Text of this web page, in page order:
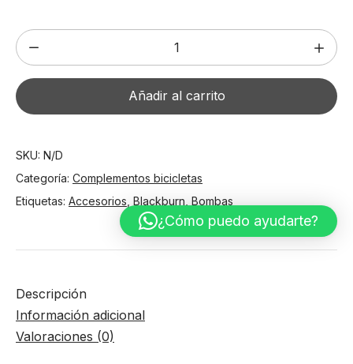
Bomba
tols
aina
hand
cantidad
Añadir al carrito
SKU: N/D
Categoría: Complementos bicicletas
Etiquetas: Accesorios Blackburn Bombas
Descripción
Información adicional
Valoraciones (0)
¿Cómo puedo ayudarte?